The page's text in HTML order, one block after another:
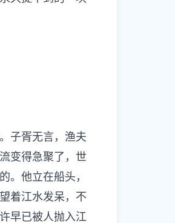
子胥无言，渔夫
变得急聚了，世
。他立在船头，
着江水发呆，不
早已被人抛入江